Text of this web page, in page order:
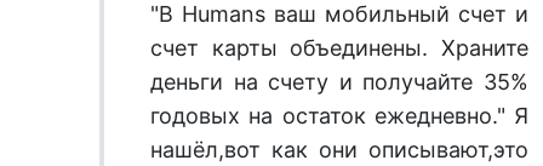
"В Humans ваш мобильный счет и
счет карты объединены. Храните
деньги на счету и получайте 35%
годовых на остаток ежедневно." Я
нашёл,вот как они описывают,это